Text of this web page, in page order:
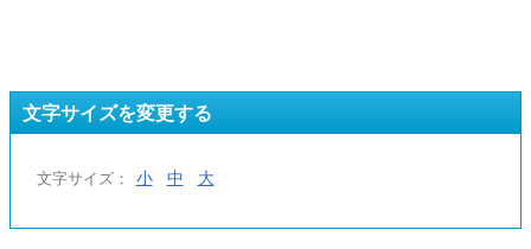
文字サイズを変更する
文字サイズ： 小 中 大